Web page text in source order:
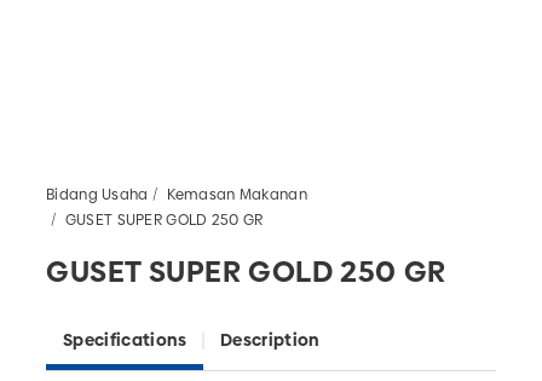
Bidang Usaha
Kemasan Makanan
GUSET SUPER GOLD 250 GR
GUSET SUPER GOLD 250 GR
Specifications Description